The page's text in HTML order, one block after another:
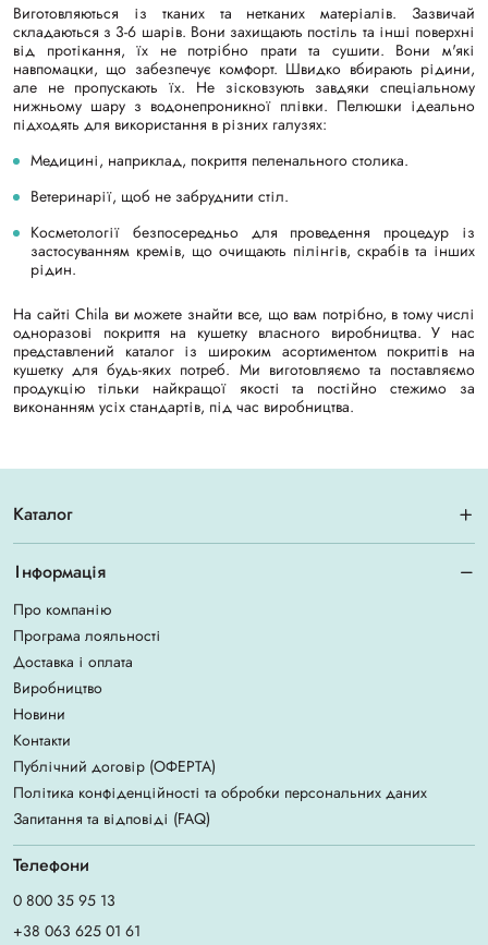
Виготовляються із тканих та нетканих матеріалів. Зазвичай
складаються з 3-6 шарів. Вони захищають постіль та інші поверхні
від протікання, їх не потрібно прати та сушити. Вони м'які
навпомацки, що забезпечує комфорт. Швидко вбирають рідини,
але не пропускають їх. Не зісковзують завдяки спеціальному
нижньому шару з водонепроникної плівки. Пелюшки ідеально
підходять для використання в різних галузях:
Медицині, наприклад, покриття пеленального столика.
Ветеринарії, щоб не забруднити стіл.
Косметології безпосередньо для проведення процедур із
застосуванням кремів, що очищають пілінгів, скрабів та інших
рідин.
На сайті Chila ви можете знайти все, що вам потрібно, в тому числі
одноразові покриття на кушетку власного виробництва. У нас
представлений каталог із широким асортиментом покриттів на
кушетку для будь-яких потреб. Ми виготовляємо та поставляємо
продукцію тільки найкращої якості та постійно стежимо за
виконанням усіх стандартів, під час виробництва.
Каталог
Інформація
Про компанію
Програма лояльності
Доставка і оплата
Виробництво
Новини
Контакти
Публічний договір (ОФЕРТА)
Політика конфіденційності та обробки персональних даних
Запитання та відповіді (FAQ)
Телефони
0 800 35 95 13
+38 063 625 01 61